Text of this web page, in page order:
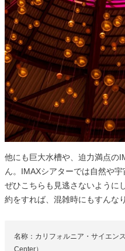
他にも巨大水槽や、迫力満点の
ん。IMAXシアターでは自然や
ぜひこちらも見逃さないように
約をすれば、混雑時にもすんな
名称：カリフォルニア・サイエン
Center）